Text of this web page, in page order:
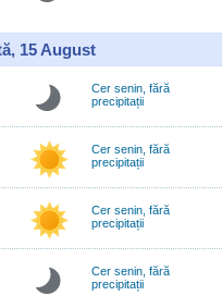
15 August
Cer senin, fără
precipitații
Cer senin, fără
precipitații
Cer senin, fără
precipitații
Cer senin, fără
precipitații